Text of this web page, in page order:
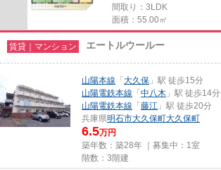
間取り：3LDK
面積：55.00㎡
賃貸｜マンション エートルウールー
山陽本線 「 大久保 」駅 徒歩15分
山陽電鉄本線 「 中八木 」駅 徒歩14分
山陽電鉄本線 「 藤江 」駅 徒歩20分
兵庫県明石市大久保町大久保町
6.5万円
築年数：築28年 ｜募集中： 1室
階数：3階建